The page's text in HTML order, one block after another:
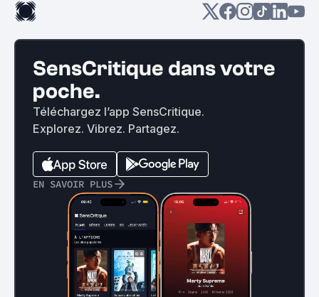
SensCritique dans votre
poche.
Téléchargez l’app SensCritique.
Explorez. Vibrez. Partagez.
EN SAVOIR PLUS